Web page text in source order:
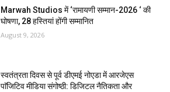
Marwah Studios में ‘रामायणी सम्मान-2026 ‘ की
घोषणा, 28 हस्तियां होंगी सम्मानित
August 9, 2026
स्वतंत्रता दिवस से पूर्व डीएमई नोएडा में आरजेएस
पाॅजिटिव मीडिया संगोष्ठी: डिजिटल नैतिकता और